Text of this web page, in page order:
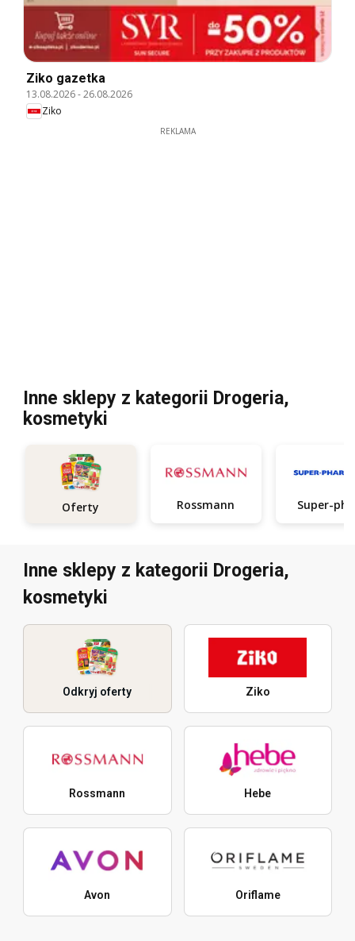
Ziko gazetka
13.08.2026-26.08.2026
Ziko
REKLAMA
Inne sklepy z kategorii Drogeria,
kosmetyki
Oferty Rossmann
Inne sklepy z kategorii Drogeria,
kosmetyki
Odkryj oferty Ziko
Rossmann Hebe
Avon Oriflame